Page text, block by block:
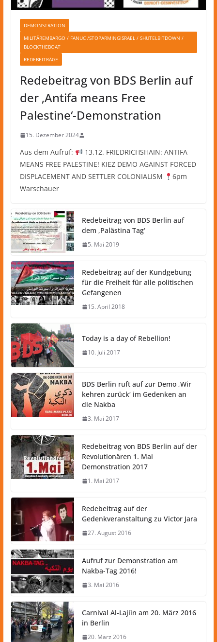
DEMONSTRATION
MILITÄREMBARGO / FANUC /STOPARMINGISRAEL / SHUTELBITDOWN /
BLOCKTHEBOAT
REDEBEITRÄGE
Redebeitrag von BDS Berlin auf
der ‚Antifa means Free
Palestine‘-Demonstration
15. Dezember 2024
Aus dem Aufruf:
13.12. FRIEDRICHSHAIN: ANTIFA
MEANS FREE PALESTINE! KIEZ DEMO AGAINST FORCED
DISPLACEMENT AND SETTLER COLONIALISM
6pm
Warschauer
Redebeitrag von BDS Berlin auf
dem ‚Palästina Tag‘
5. Mai 2019
Redebeitrag auf der Kundgebung
für die Freiheit für alle politischen
Gefangenen
15. April 2018
Today is a day of Rebellion!
10. Juli 2017
BDS Berlin ruft auf zur Demo ‚Wir
kehren zurück‘ im Gedenken an
die Nakba
3. Mai 2017
Redebeitrag von BDS Berlin auf der
Revolutionären 1. Mai
Demonstration 2017
1. Mai 2017
Redebeitrag auf der
Gedenkveranstaltung zu Victor Jara
27. August 2016
Aufruf zur Demonstration am
Nakba-Tag 2016!
3. Mai 2016
Carnival Al-Lajiìn am 20. März 2016
in Berlin
20. März 2016